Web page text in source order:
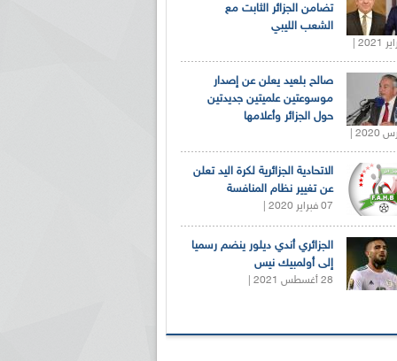
تضامن الجزائر الثابت مع
الشعب الليبي
صالح بلعيد يعلن عن إصدار
موسوعتين علميتين جديدتين
حول الجزائر وأعلامها
الاتحادية الجزائرية لكرة اليد تعلن
عن تغيير نظام المنافسة
07 فبراير 2020 |
الجزائري أندي ديلور ينضم رسميا
إلى أولمبيك نيس
28 أغسطس 2021 |